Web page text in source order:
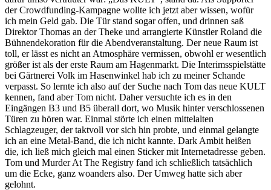
der Crowdfunding-Kampagne wollte ich jetzt aber wissen, wofür
ich mein Geld gab. Die Tür stand sogar offen, und drinnen saß
Direktor Thomas an der Theke und arrangierte Künstler Roland die
Bühnendekoration für die Abendveranstaltung. Der neue Raum ist
toll, er lässt es nicht an Atmosphäre vermissen, obwohl er wesentlich
größer ist als der erste Raum am Hagenmarkt. Die Interimsspielstätte
bei Gärtnerei Volk im Hasenwinkel hab ich zu meiner Schande
verpasst. So lernte ich also auf der Suche nach Tom das neue KULT
kennen, fand aber Tom nicht. Daher versuchte ich es in den
Eingängen B3 und B5 überall dort, wo Musik hinter verschlossenen
Türen zu hören war. Einmal störte ich einen mittelalten
Schlagzeuger, der taktvoll vor sich hin probte, und einmal gelangte
ich an eine Metal-Band, die ich nicht kannte. Dark Ambit heißen
die, ich ließ mich gleich mal einen Sticker mit Internetadresse geben.
Tom und Murder At The Registry fand ich schließlich tatsächlich
um die Ecke, ganz woanders also. Der Umweg hatte sich aber
gelohnt.